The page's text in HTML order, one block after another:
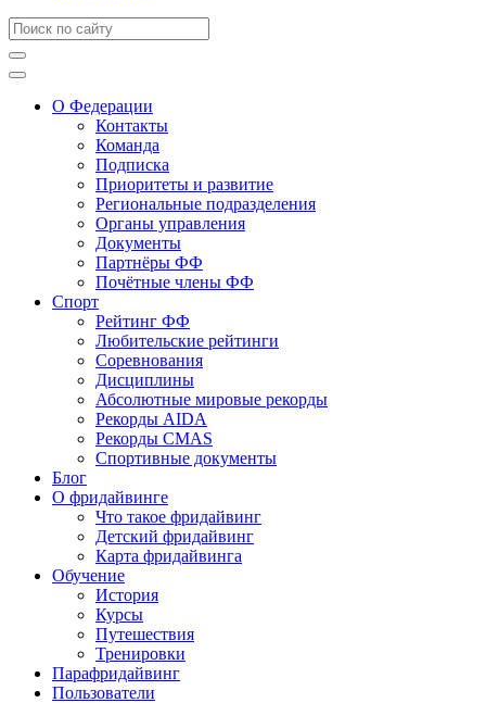
О Федерации
Контакты
Команда
Подписка
Приоритеты и развитие
Региональные подразделения
Органы управления
Документы
Партнёры ФФ
Почётные члены ФФ
Спорт
Рейтинг ФФ
Любительские рейтинги
Соревнования
Дисциплины
Абсолютные мировые рекорды
Рекорды AIDA
Рекорды CMAS
Спортивные документы
Блог
О фридайвинге
Что такое фридайвинг
Детский фридайвинг
Карта фридайвинга
Обучение
История
Курсы
Путешествия
Тренировки
Парафридайвинг
Пользователи